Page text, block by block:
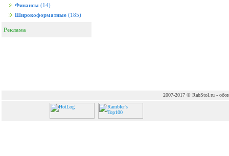
Финансы (14)
Широкоформатные (185)
Реклама
2007-2017 © RabStol.ru - обои